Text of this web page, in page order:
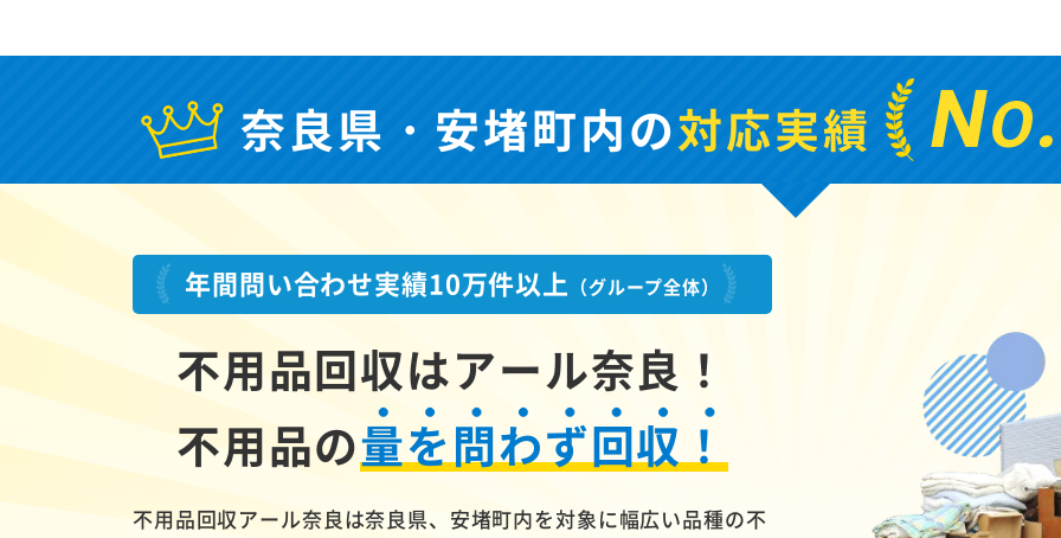
奈良県・安堵町内の対応実績 NO
年間問い合わせ実績10万件以上 （グループ全体）
不用品回収はアール奈良！
不用品の量を問わず回収！
不用品回収アール奈良は奈良県、安堵町内を対象に幅広い品種の不